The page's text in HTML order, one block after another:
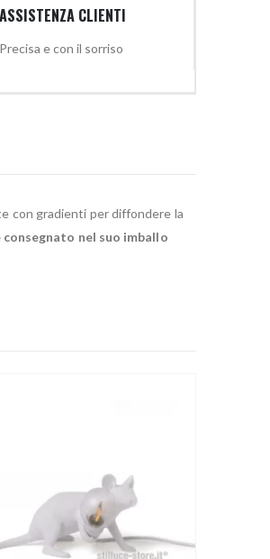
ASSISTENZA CLIENTI
Precisa e con il sorriso
con gradienti per diffondere la
nel suo imballo